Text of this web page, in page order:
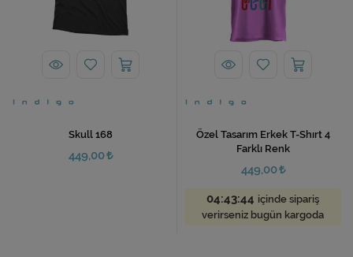
Skull 168
449,00
Özel Tasarım Erkek T-Shırt 4
Farklı Renk
449,00
04:43:44 içinde sipariş
verirseniz bugün kargoda